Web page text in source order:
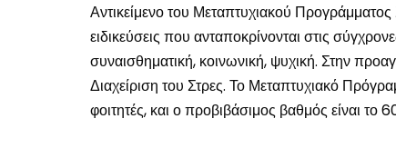
Αντικείμενο του Μεταπτυχιακού
ειδικεύσεις που ανταποκρίνονται στις
συναισθηματική, κοινωνική, ψυχική. Στην
Διαχείριση του Στρες. Το Μεταπτυχιακό
φοιτητές, και ο προβιβάσιμος βαθμός είναι το